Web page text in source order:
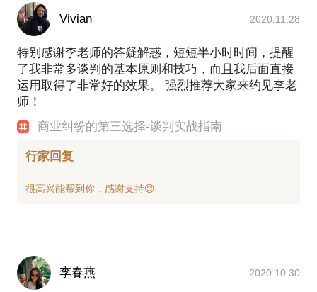
Vivian 2020.11.28
特别感谢李老师的答疑解惑，短短半小时时间，提醒
了我非常多谈判的基本原则和技巧，而且我后面直接
运用取得了非常好的效果。 强烈推荐大家来约见李老
师！
商业纠纷的第三选择-谈判实战指南
行家回复
李春燕 2020.10.30